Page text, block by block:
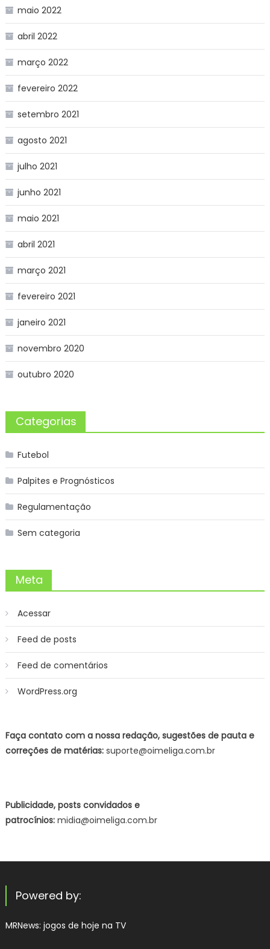
maio 2022
abril 2022
março 2022
fevereiro 2022
setembro 2021
agosto 2021
julho 2021
junho 2021
maio 2021
abril 2021
março 2021
fevereiro 2021
janeiro 2021
novembro 2020
outubro 2020
Categorias
Futebol
Palpites e Prognósticos
Regulamentação
Sem categoria
Meta
Acessar
Feed de posts
Feed de comentários
WordPress.org
Faça contato com a nossa redação, sugestões de pauta e
correções de matérias:suporte@oimeliga.com.br
Publicidade, posts convidados e
patrocínios:midia@oimeliga.com.br
Powered by:
MRNews: jogos de hoje na TV